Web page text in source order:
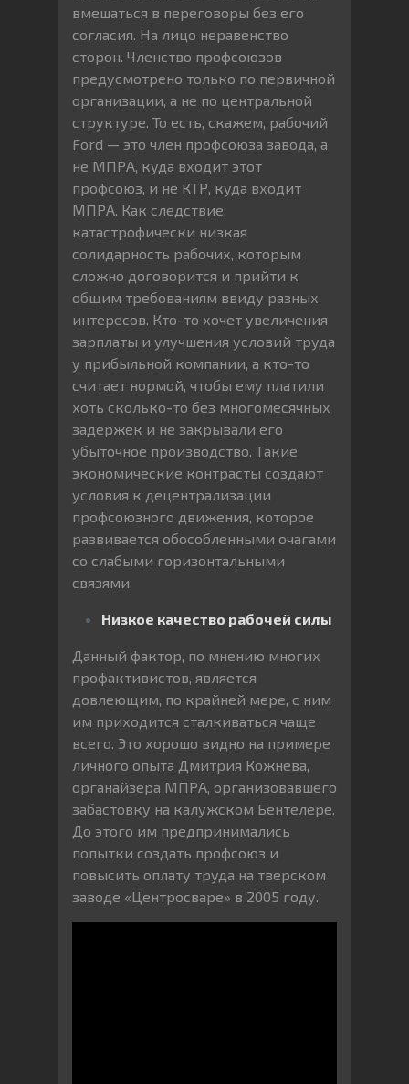
вмешаться в переговоры без его
согласия. На лицо неравенство
сторон. Членство профсоюзов
предусмотрено только по первичной
организации, а не по центральной
структуре. То есть, скажем, рабочий
Ford — это член профсоюза завода, а
не МПРА, куда входит этот
профсоюз, и не КТР, куда входит
МПРА. Как следствие,
катастрофически низкая
солидарность рабочих, которым
сложно договорится и прийти к
общим требованиям ввиду разных
интересов. Кто-то хочет увеличения
зарплаты и улучшения условий труда
у прибыльной компании, а кто-то
считает нормой, чтобы ему платили
хоть сколько-то без многомесячных
задержек и не закрывали его
убыточное производство. Такие
экономические контрасты создают
условия к децентрализации
профсоюзного движения, которое
развивается обособленными очагами
со слабыми горизонтальными
связями.
Низкое качество рабочей силы
Данный фактор, по мнению многих
профактивистов, является
довлеющим, по крайней мере, с ним
им приходится сталкиваться чаще
всего. Это хорошо видно на примере
личного опыта Дмитрия Кожнева,
органайзера МПРА, организовавшего
забастовку на калужском Бентелере.
До этого им предпринимались
попытки создать профсоюз и
повысить оплату труда на тверском
заводе «Центросваре» в 2005 году.